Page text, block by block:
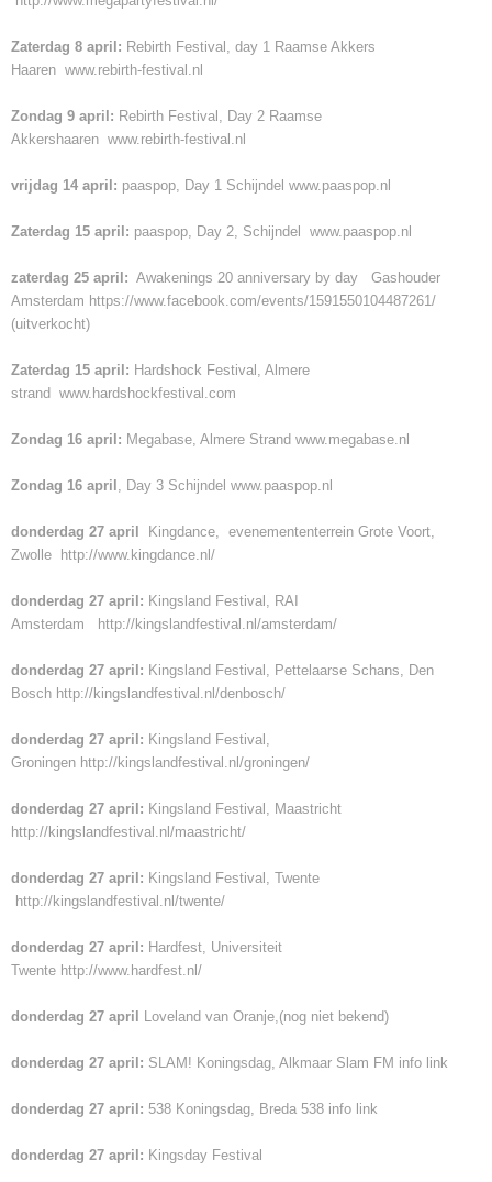
Zaterdag 8 april: Rebirth Festival, day 1 Raamse Akkers
Haaren www.rebirth-festival.nl
Zondag 9 april: Rebirth Festival, Day 2 Raamse
Akkershaaren www.rebirth-festival.nl
vrijdag 14 april: paaspop, Day 1 Schijndel www.paaspop.nl
Zaterdag 15 april: paaspop, Day 2, Schijndel www.paaspop.nl
zaterdag 25 april: Awakenings 20 anniversary by day Gashouder
Amsterdam https://www.facebook.com/events/1591550104487261/
(uitverkocht)
Zaterdag 15 april: Hardshock Festival, Almere
strand www.hardshockfestival.com
Zondag 16 april: Megabase, Almere Strand www.megabase.nl
Zondag 16 april , Day 3 Schijndel www.paaspop.nl
donderdag 27 april
Kingdance, evenemententerrein Grote Voort,
Zwolle
http://www.kingdance.nl/
donderdag 27 april: Kingsland Festival, RAI
Amsterdam
http://kingslandfestival.nl/amsterdam/
donderdag 27 april: Kingsland Festival, Pettelaarse Schans, Den
Bosch http://kingslandfestival.nl/denbosch/
donderdag 27 april: Kingsland Festival,
Groningen http://kingslandfestival.nl/groningen/
donderdag 27 april: Kingsland Festival, Maastricht
http://kingslandfestival.nl/maastricht/
donderdag 27 april: Kingsland Festival, Twente
http://kingslandfestival.nl/twente/
donderdag 27 april: Hardfest, Universiteit
Twente http://www.hardfest.nl/
donderdag 27 april Loveland van Oranje,(nog niet bekend)
donderdag 27 april: SLAM! Koningsdag, Alkmaar Slam FM info link
donderdag 27 april: 538 Koningsdag, Breda 538 info link
donderdag 27 april: Kingsday Festival